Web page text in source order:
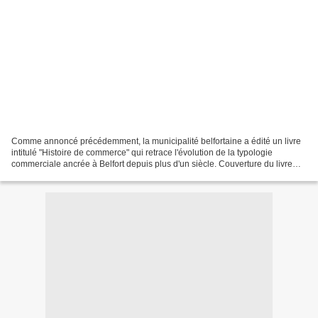
Comme annoncé précédemment, la municipalité belfortaine a édité un livre
intitulé "Histoire de commerce" qui retrace l'évolution de la typologie
commerciale ancrée à Belfort depuis plus d'un siècle. Couverture du livre